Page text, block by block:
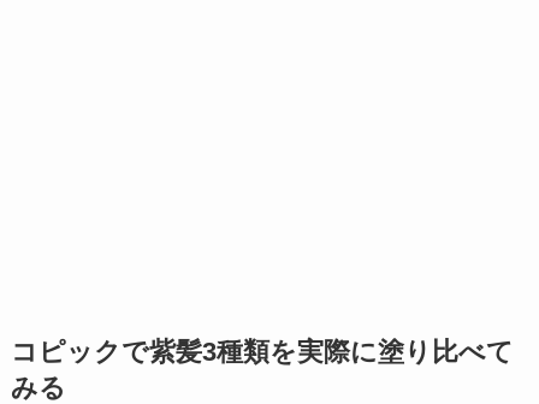
コピックで紫髪3種類を実際に塗り比べて
みる